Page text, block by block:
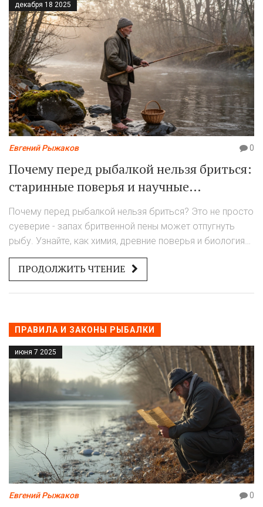
декабря 18 2025
Евгений Рыжаков 0
Почему перед рыбалкой нельзя бриться:
старинные поверья и научные
объяснения
Почему перед рыбалкой нельзя бриться? Это не просто
суеверие - запах бритвенной пены может отпугнуть
рыбу. Узнайте, как химия, древние поверья и биология
рыбы связаны между собой.
ПРОДОЛЖИТЬ ЧТЕНИЕ
ПРАВИЛА И ЗАКОНЫ РЫБАЛКИ
июня 7 2025
Евгений Рыжаков 0